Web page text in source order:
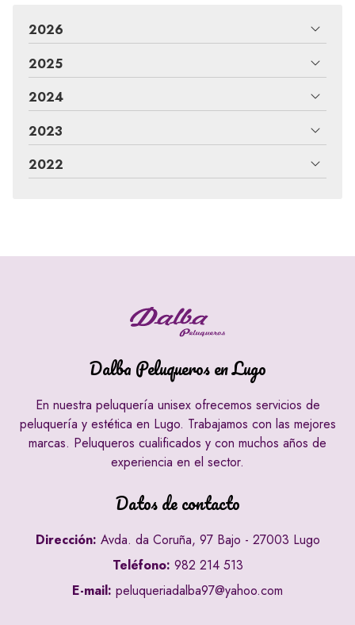
2026
2025
2024
2023
2022
Dalba Peluqueros en Lugo
En nuestra peluquería unisex ofrecemos servicios de
peluquería y estética en Lugo. Trabajamos con las mejores
marcas. Peluqueros cualificados y con muchos años de
experiencia en el sector.
Datos de contacto
Dirección: Avda. da Coruña, 97 Bajo - 27003 Lugo
Teléfono: 982 214 513
E-mail: peluqueriadalba97@yahoo.com